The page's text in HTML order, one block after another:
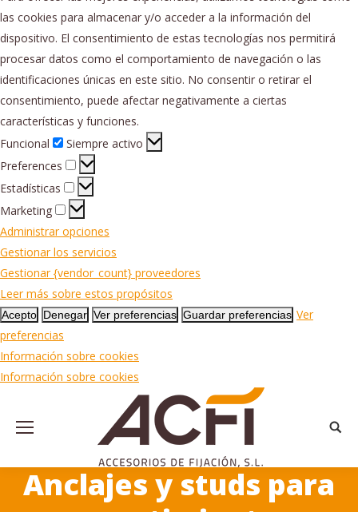
las cookies para almacenar y/o acceder a la información del
dispositivo. El consentimiento de estas tecnologías nos permitirá
procesar datos como el comportamiento de navegación o las
identificaciones únicas en este sitio. No consentir o retirar el
consentimiento, puede afectar negativamente a ciertas
características y funciones.
Funcional
Funcional
Siempre activo
Preferences
Preferences
Estadísticas
Estadísticas
Marketing
Marketing
Administrar opciones
Gestionar los servicios
Gestionar {vendor_count} proveedores
Leer más sobre estos propósitos
Acepto Denegar Ver preferencias Guardar preferencias Ver
preferencias
Información sobre cookies
Información sobre cookies
Anclajes y studs para